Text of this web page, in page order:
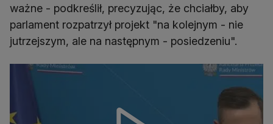
ważne - podkreślił, precyzując, że chciałby, aby
parlament rozpatrzył projekt "na kolejnym - nie
jutrzejszym, ale na następnym - posiedzeniu".